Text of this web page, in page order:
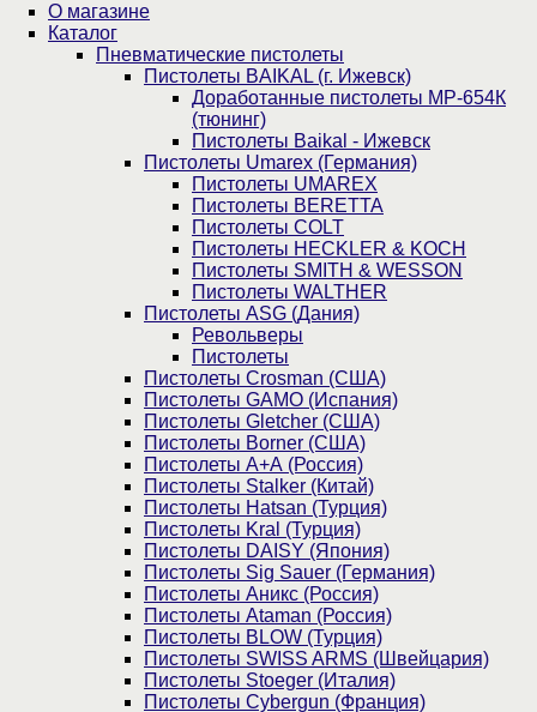
О магазине
Каталог
Пнев­ма­ти­чес­кие пистолеты
Пистолеты BAIKAL (г. Ижевск)
Доработанные пистолеты МР-654К
(тюнинг)
Пистолеты Baikal - Ижевск
Пистолеты Umarex (Германия)
Пистолеты UMAREX
Пистолеты BERETTA
Пистолеты COLT
Пистолеты HECKLER & KOCH
Пистолеты SMITH & WESSON
Пистолеты WALTHER
Пистолеты ASG (Дания)
Револьверы
Пистолеты
Пистолеты Crosman (США)
Пистолеты GAMO (Испания)
Пистолеты Gletcher (США)
Пистолеты Borner (США)
Пистолеты А+А (Россия)
Пистолеты Stalker (Китай)
Пистолеты Hatsan (Турция)
Пистолеты Kral (Турция)
Пистолеты DAISY (Япония)
Пистолеты Sig Sauer (Германия)
Пистолеты Аникс (Россия)
Пистолеты Ataman (Россия)
Пистолеты BLOW (Турция)
Пистолеты SWISS ARMS (Швейцария)
Пистолеты Stoeger (Италия)
Пистолеты Cybergun (Франция)